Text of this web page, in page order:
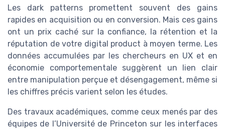
Les dark patterns promettent souvent des gains
rapides en acquisition ou en conversion. Mais ces gains
ont un prix caché sur la confiance, la rétention et la
réputation de votre digital product à moyen terme. Les
données accumulées par les chercheurs en UX et en
économie comportementale suggèrent un lien clair
entre manipulation perçue et désengagement, même si
les chiffres précis varient selon les études.
Des travaux académiques, comme ceux menés par des
équipes de l’Université de Princeton sur les interfaces